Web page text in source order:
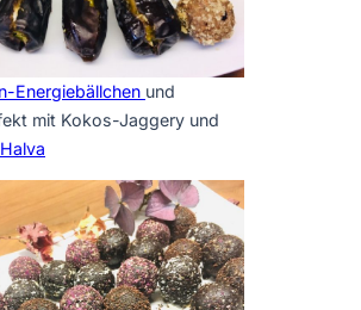
Energiebällchen und
mit Kokos-Jaggery und